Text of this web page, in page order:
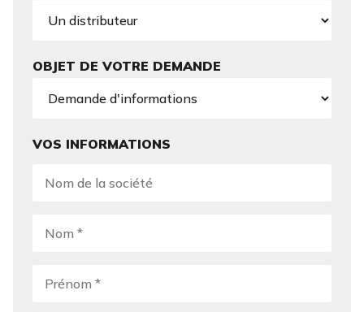
OBJET DE VOTRE DEMANDE
VOS INFORMATIONS